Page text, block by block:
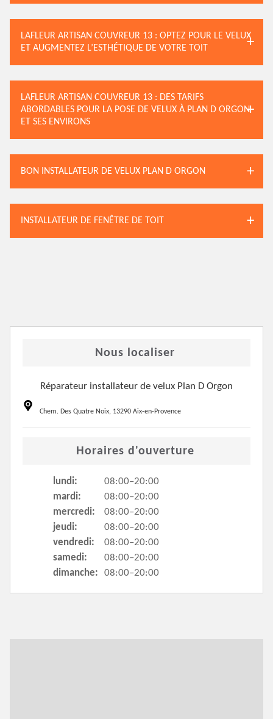
LAFLEUR ARTISAN COUVREUR 13 : OPTEZ POUR LE VELUX
ET AUGMENTEZ L’ESTHÉTIQUE DE VOTRE TOIT
LAFLEUR ARTISAN COUVREUR 13 : DES TARIFS
ABORDABLES POUR LA POSE DE VELUX À PLAN D ORGON
ET SES ENVIRONS
BON INSTALLATEUR DE VELUX PLAN D ORGON
INSTALLATEUR DE FENÊTRE DE TOIT
Nous localiser
Réparateur installateur de velux Plan D Orgon
Chem. Des Quatre Noix, 13290 Aix-en-Provence
Horaires d'ouverture
lundi:
08:00–20:00
mardi:
08:00–20:00
mercredi:
08:00–20:00
jeudi:
08:00–20:00
vendredi:
08:00–20:00
samedi:
08:00–20:00
dimanche:
08:00–20:00